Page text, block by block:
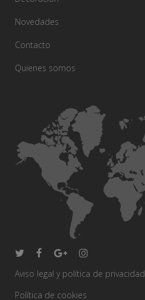
Novedades
Contacto
Quienes somos
Aviso legal y política de privacidad
Política de cookies